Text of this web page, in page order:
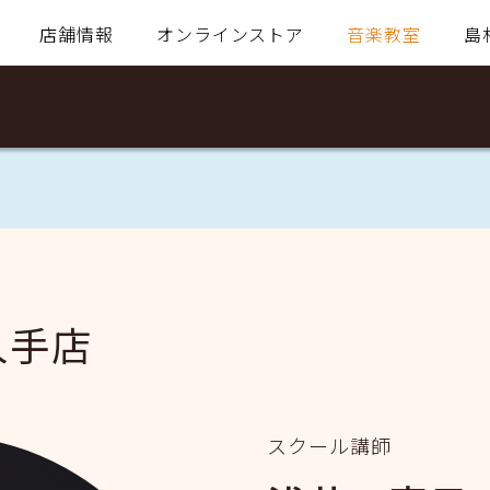
店舗情報 オンラインストア 音楽教室 島
店
スクール講師